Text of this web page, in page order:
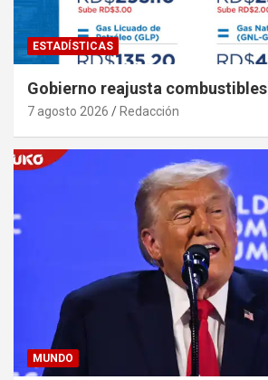
ESTADÍSTICAS
Gobierno reajusta combustibles
7 agosto 2026 Redacción
MUNDO